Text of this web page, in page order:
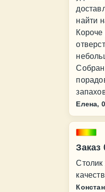
найти
Короче
Елена,
Заказ